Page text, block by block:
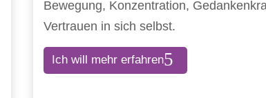
Bewegung, Konzentration,
Vertrauen in sich selbst.
Ich will mehr erfahren